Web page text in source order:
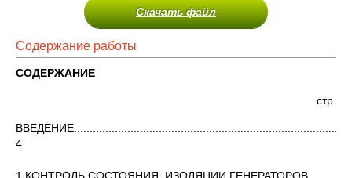
Скачать файл
Содержание работы
СОДЕРЖАНИЕ
стр.
4
1 КОНТРОЛЬ СОСТОЯНИЯ ИЗОЛЯЦИИ ГЕНЕРАТОРОВ